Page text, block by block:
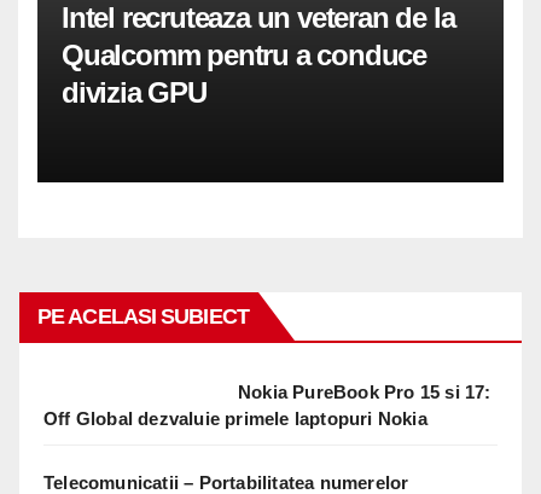
Intel recruteaza un veteran de la
Qualcomm pentru a conduce
divizia GPU
PE ACELASI SUBIECT
Nokia PureBook Pro 15 si 17:
Off Global dezvaluie primele laptopuri Nokia
Telecomunicatii – Portabilitatea numerelor